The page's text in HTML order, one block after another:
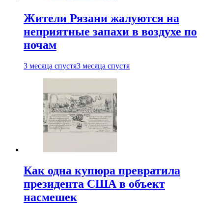
Жители Рязани жалуются на
неприятные запахи в воздухе по
ночам
3 месяца спустя3 месяца спустя
Как одна купюра превратила
президента США в объект
насмешек